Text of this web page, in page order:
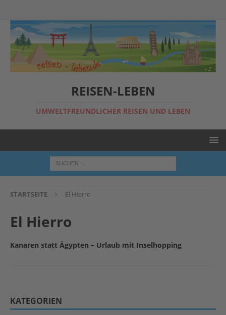
REISEN-LEBEN
UMWELTFREUNDLICHER REISEN UND LEBEN
STARTSEITE El Hierro
El Hierro
Kanaren statt Ägypten – Urlaub mit Inselhopping
KATEGORIEN